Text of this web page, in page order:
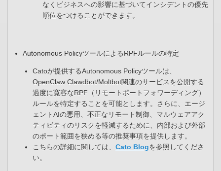
なくビジネスへの影響に基づいてインシデントの優先
順位をつけることができます。
Autonomous PolicyツールによるRPFルールの特定​
Catoが提供するAutonomous Policyツールは、
OpenClaw Clawdbot/Moltbot関連のサービスを公開する
過度に寛容なRPF（リモートポートフォワーディング）
ルールを特定することを可能とします。さらに、エージ
ェントAIの悪用、不正なリモート制御、マルウェアアク
ティビティのリスクを軽減するために、内部および外部
のポート範囲を狭める等の推奨事項を提供します。​
こちらの詳細に関しては、 Cato Blogを参照してくださ
い。​